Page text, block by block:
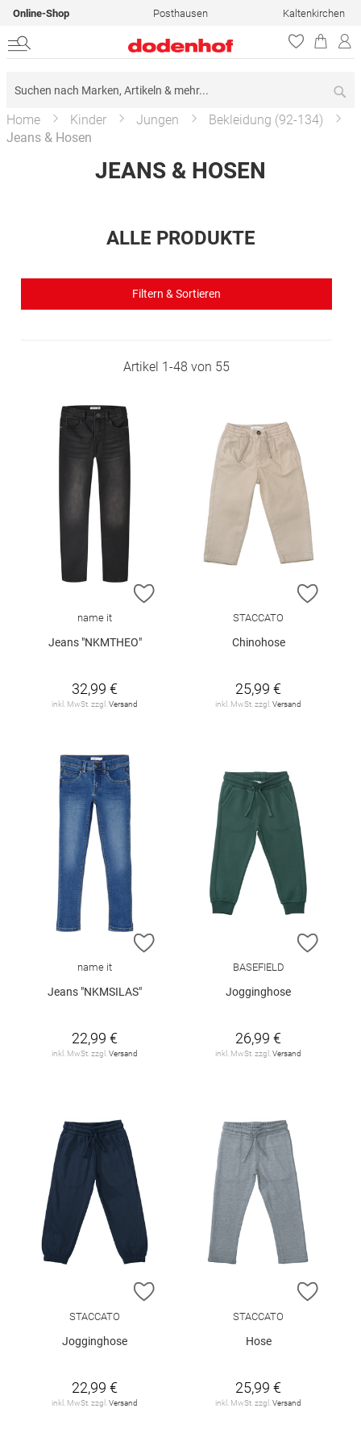
Online-Shop Posthausen Kaltenkirchen
Home Kinder Jungen
Bekleidung (92-134)
Jeans & Hosen
JEANS & HOSEN
ALLE PRODUKTE
Filtern & Sortieren
Artikel 1-48 von 55
ZUR WUNSCHLISTE HINZUFÜGEN
name it
Jeans "NKMTHEO"
32,99 €
inkl. MwSt. zzgl. Versand
ZUR
STACCATO
Chinohose
25,99 €
inkl. MwSt. zzgl. Versand
ZUR WUNSCHLISTE HINZUFÜGEN
name it
Jeans "NKMSILAS"
22,99 €
inkl. MwSt. zzgl. Versand
ZUR
BASEFIELD
Jogginghose
26,99 €
inkl. MwSt. zzgl. Versand
ZUR WUNSCHLISTE HINZUFÜGEN
STACCATO
Jogginghose
22,99 €
inkl. MwSt. zzgl. Versand
ZUR
STACCATO
Hose
25,99 €
inkl. MwSt. zzgl. Versand